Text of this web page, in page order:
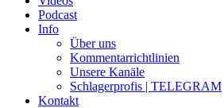
Podcast
Info
Über uns
Kommentarrichtlinien
Unsere Kanäle
Schlagerprofis | TELEGRAM
Kontakt